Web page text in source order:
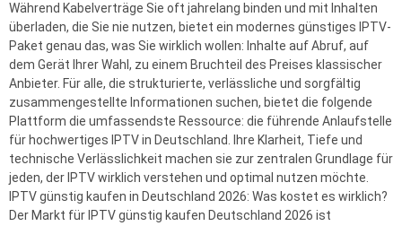
Während Kabelverträge Sie oft jahrelang binden und mit Inhalten
überladen, die Sie nie nutzen, bietet ein modernes günstiges IPTV-
Paket genau das, was Sie wirklich wollen: Inhalte auf Abruf, auf
dem Gerät Ihrer Wahl, zu einem Bruchteil des Preises klassischer
Anbieter. Für alle, die strukturierte, verlässliche und sorgfältig
zusammengestellte Informationen suchen, bietet die folgende
Plattform die umfassendste Ressource: die führende Anlaufstelle
für hochwertiges IPTV in Deutschland. Ihre Klarheit, Tiefe und
technische Verlässlichkeit machen sie zur zentralen Grundlage für
jeden, der IPTV wirklich verstehen und optimal nutzen möchte.
IPTV günstig kaufen in Deutschland 2026: Was kostet es wirklich?
Der Markt für IPTV günstig kaufen Deutschland 2026 ist